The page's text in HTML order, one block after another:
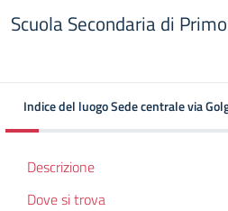
Scuola Secondaria di
Indice del luogo Sede centrale via
Descrizione
Dove si trova